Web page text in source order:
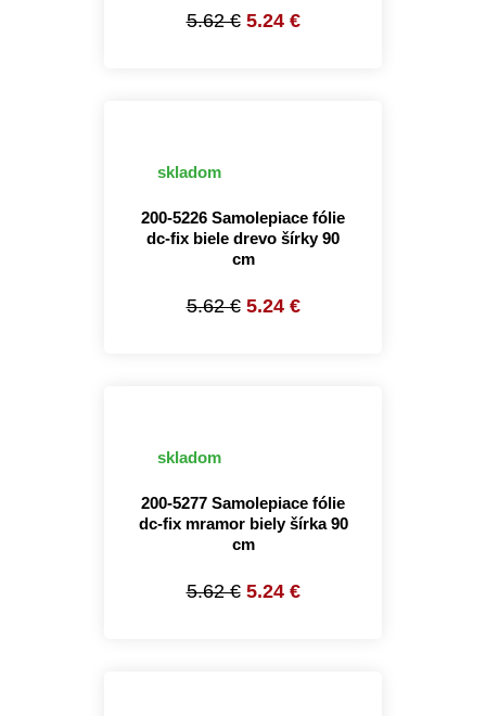
5.62 € 5.24 €
skladom
200-5226 Samolepiace fólie
dc-fix biele drevo šírky 90
cm
5.62 € 5.24 €
skladom
200-5277 Samolepiace fólie
dc-fix mramor biely šírka 90
cm
5.62 € 5.24 €